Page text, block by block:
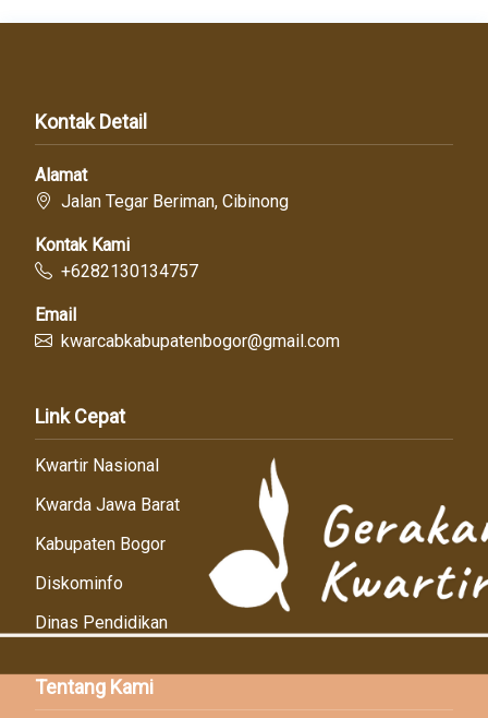
Kontak Detail
Alamat
Jalan Tegar Beriman, Cibinong
Kontak Kami
+6282130134757
Email
kwarcabkabupatenbogor@gmail.com
Link Cepat
Kwartir Nasional
Kwarda Jawa Barat
Kabupaten Bogor
Diskominfo
Dinas Pendidikan
Tentang Kami